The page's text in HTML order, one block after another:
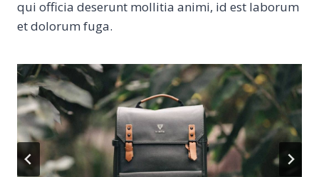
qui officia deserunt mollitia animi, id est laborum
et dolorum fuga.